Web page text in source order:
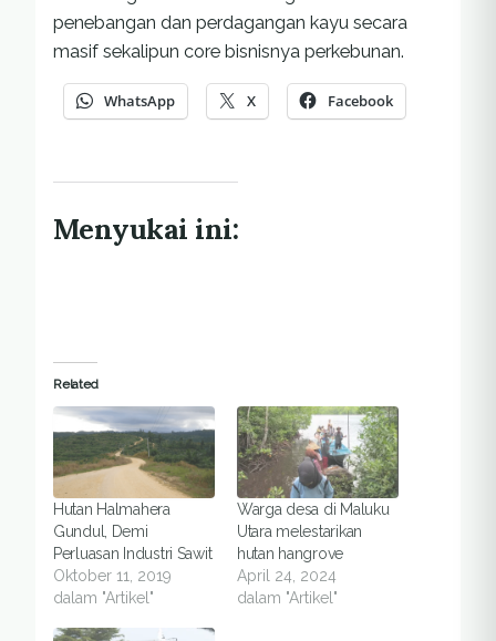
penebangan dan perdagangan kayu secara
masif sekalipun core bisnisnya perkebunan.
WhatsApp X Facebook
Menyukai ini:
Related
Hutan Halmahera
Gundul, Demi
Perluasan Industri Sawit
Oktober 11, 2019
dalam "Artikel"
Warga desa di Maluku
Utara melestarikan
hutan hangrove
April 24, 2024
dalam "Artikel"